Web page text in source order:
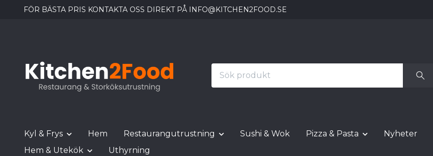
FÖR BÄSTA PRIS KONTAKTA OSS DIREKT PÅ INFO@KITCHEN2FOOD.SE
Kyl & Frys Hem Restaurangutrustning Sushi & Wok Pizza & Pasta Nyheter
Hem & Utekök
Uthyrning